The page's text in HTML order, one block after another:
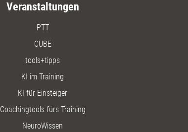
Veranstaltungen
PTT
CUBE
tools+tipps
KI im Training
KI für Einsteiger
Coachingtools fürs Training
NeuroWissen